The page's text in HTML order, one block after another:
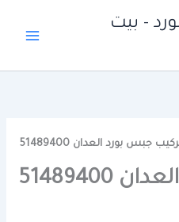
- بيت
جبس بورد العدان 51489400